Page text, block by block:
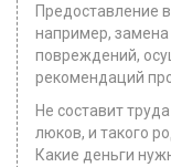
Предоставление
например,
повреждений,
рекомендаций
Не составит
люков, и такого
Какие деньги